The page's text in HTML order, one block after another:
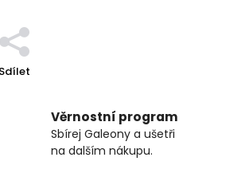
Sdílet
Věrnostní program
Sbírej Galeony a ušetři
na dalším nákupu.